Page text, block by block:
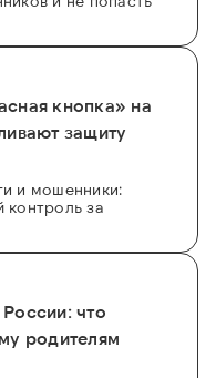
кнопка» на
защиту
и мошенники:
контроль за
что
родителям